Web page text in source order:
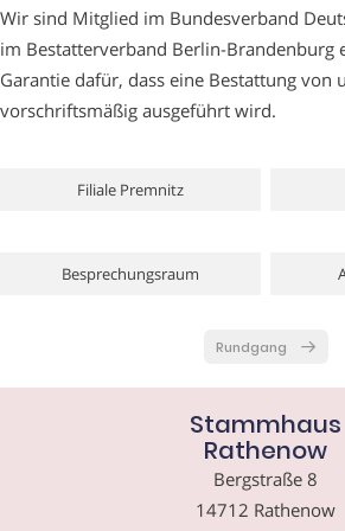
Wir sind Mitglied im Bundesverband
im Bestatterverband Berlin-Brandenburg
Garantie dafür, dass eine Bestattung von
vorschriftsmäßig ausgeführt wird.
Filiale Premnitz
Besprechungsraum
Rundgang
Stammhaus
Rathenow
Bergstraße 8
14712 Rathenow